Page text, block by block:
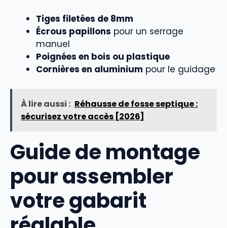
Tiges filetées de 8mm
Écrous papillons pour un serrage
manuel
Poignées en bois ou plastique
Cornières en aluminium pour le guidage
À lire aussi : Réhausse de fosse septique :
sécurisez votre accès [2026]
Guide de montage
pour assembler
votre gabarit